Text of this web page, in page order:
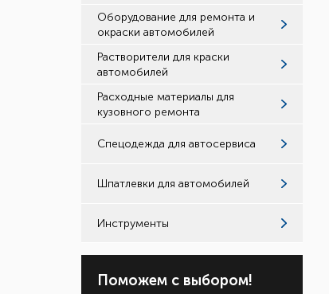
Оборудование для ремонта и
окраски автомобилей
Растворители для краски
автомобилей
Расходные материалы для
кузовного ремонта
Спецодежда для автосервиса
Шпатлевки для автомобилей
Инструменты
Поможем с выбором!